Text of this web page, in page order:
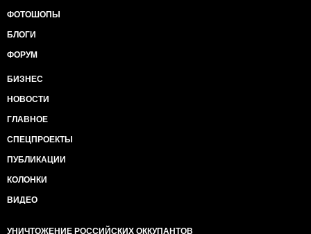
ФОТОШОПЫ
БЛОГИ
ФОРУМ
БИЗНЕС
НОВОСТИ
ГЛАВНОЕ
СПЕЦПРОЕКТЫ
ПУБЛИКАЦИИ
КОЛОНКИ
ВИДЕО
УНИЧТОЖЕНИЕ РОССИЙСКИХ ОККУПАНТОВ